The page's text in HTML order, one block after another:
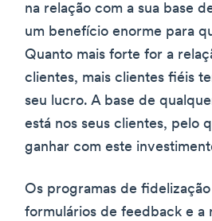
na relação com a sua base
um benefício enorme para
Quanto mais forte for a
clientes, mais clientes fiéis
seu lucro. A base de
está nos seus clientes, pelo
ganhar com este
Os programas de
formulários de feedback e a